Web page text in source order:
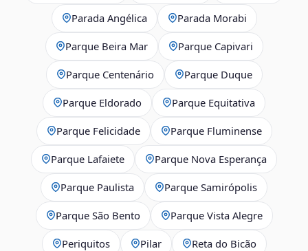
Parada Angélica Parada Morabi
Parque Beira Mar Parque Capivari
Parque Centenário Parque Duque
Parque Eldorado Parque Equitativa
Parque Felicidade Parque Fluminense
Parque Lafaiete Parque Nova Esperança
Parque Paulista Parque Samirópolis
Parque São Bento Parque Vista Alegre
Periquitos Pilar Reta do Bicão